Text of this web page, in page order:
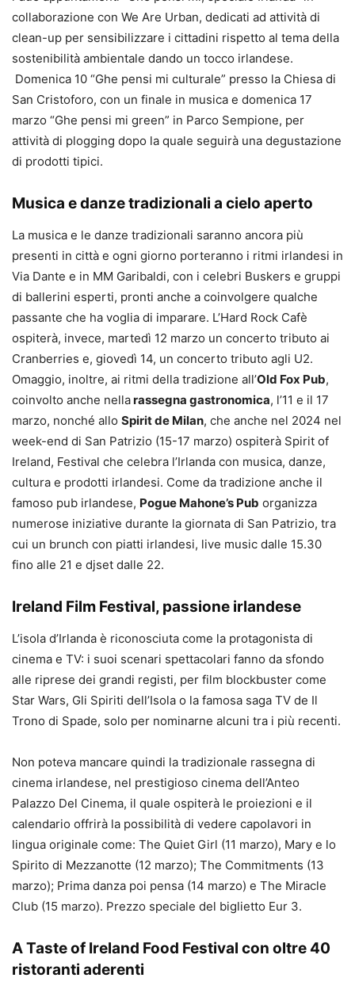
collaborazione con We Are Urban, dedicati ad attività di
clean-up per sensibilizzare i cittadini rispetto al tema della
sostenibilità ambientale dando un tocco irlandese.
Domenica 10 “Ghe pensi mi culturale” presso la Chiesa di
San Cristoforo, con un finale in musica e domenica 17
marzo “Ghe pensi mi green” in Parco Sempione, per
attività di plogging dopo la quale seguirà una degustazione
di prodotti tipici.
Musica e danze tradizionali a cielo aperto
La musica e le danze tradizionali saranno ancora più
presenti in città e ogni giorno porteranno i ritmi irlandesi in
Via Dante e in MM Garibaldi, con i celebri Buskers e gruppi
di ballerini esperti, pronti anche a coinvolgere qualche
passante che ha voglia di imparare. L’Hard Rock Cafè
ospiterà, invece, martedì 12 marzo un concerto tributo ai
Cranberries e, giovedì 14, un concerto tributo agli U2.
Omaggio, inoltre, ai ritmi della tradizione all’Old Fox Pub,
coinvolto anche nellarassegna gastronomica, l’11 e il 17
marzo, nonché allo Spirit de Milan, che anche nel 2024 nel
week-end di San Patrizio (15-17 marzo) ospiterà Spirit of
Ireland, Festival che celebra l’Irlanda con musica, danze,
cultura e prodotti irlandesi. Come da tradizione anche il
famoso pub irlandese, Pogue Mahone’s Pub organizza
numerose iniziative durante la giornata di San Patrizio, tra
cui un brunch con piatti irlandesi, live music dalle 15.30
fino alle 21 e djset dalle 22.
Ireland Film Festival, passione irlandese
L’isola d’Irlanda è riconosciuta come la protagonista di
cinema e TV: i suoi scenari spettacolari fanno da sfondo
alle riprese dei grandi registi, per film blockbuster come
Star Wars, Gli Spiriti dell’Isola o la famosa saga TV de Il
Trono di Spade, solo per nominarne alcuni tra i più recenti.
Non poteva mancare quindi la tradizionale rassegna di
cinema irlandese, nel prestigioso cinema dell’Anteo
Palazzo Del Cinema, il quale ospiterà le proiezioni e il
calendario offrirà la possibilità di vedere capolavori in
lingua originale come: The Quiet Girl (11 marzo), Mary e lo
Spirito di Mezzanotte (12 marzo); The Commitments (13
marzo); Prima danza poi pensa (14 marzo) e The Miracle
Club (15 marzo). Prezzo speciale del biglietto Eur 3.
A Taste of Ireland Food Festival con oltre 40
ristoranti aderenti